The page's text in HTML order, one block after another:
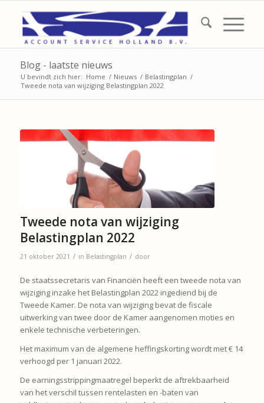
Blog - laatste nieuws
U bevindt zich hier: Home / Nieuws / Belastingplan /
Tweede nota van wijziging Belastingplan 2022
Tweede nota van wijziging
Belastingplan 2022
21 oktober 2021 / in Belastingplan / door
De staatssecretaris van Financiën heeft een tweede nota van
wijziging inzake het Belastingplan 2022 ingediend bij de
Tweede Kamer. De nota van wijziging bevat de fiscale
uitwerking van twee door de Kamer aangenomen moties en
enkele technische verbeteringen.
Het maximum van de algemene heffingskorting wordt met € 14
verhoogd per 1 januari 2022.
De earningsstrippingmaatregel beperkt de aftrekbaarheid
van het verschil tussen rentelasten en -baten van